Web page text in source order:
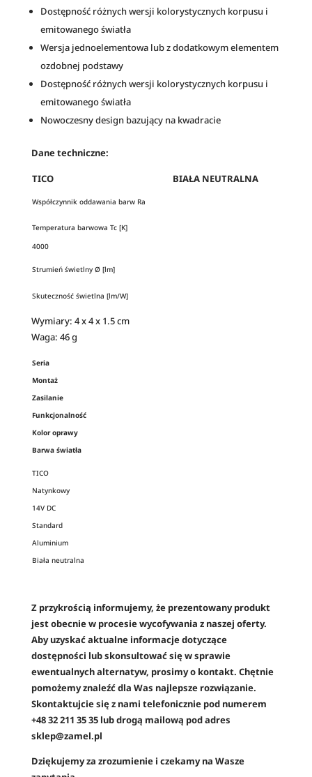
Dostępność różnych wersji kolorystycznych korpusu i
emitowanego światła
Wersja jednoelementowa lub z dodatkowym elementem
ozdobnej podstawy
Dostępność różnych wersji kolorystycznych korpusu i
emitowanego światła
Nowoczesny design bazujący na kwadracie
Dane techniczne:
TICO BIAŁA NEUTRALNA
Współczynnik oddawania barw Ra
Temperatura barwowa Tc [K]
4000
Strumień świetlny Ø [lm]
Skuteczność świetlna [lm/W]
Wymiary: 4 x 4 x 1.5 cm
Waga: 46 g
Seria
Montaż
Zasilanie
Funkcjonalność
Kolor oprawy
Barwa światła
TICO
Natynkowy
14V DC
Standard
Aluminium
Biała neutralna
Z przykrością informujemy, że prezentowany produkt
jest obecnie w procesie wycofywania z naszej oferty.
Aby uzyskać aktualne informacje dotyczące
dostępności lub skonsultować się w sprawie
ewentualnych alternatyw, prosimy o kontakt. Chętnie
pomożemy znaleźć dla Was najlepsze rozwiązanie.
Skontaktujcie się z nami telefonicznie pod numerem
+48 32 211 35 35 lub drogą mailową pod adres
sklep@zamel.pl
Dziękujemy za zrozumienie i czekamy na Wasze